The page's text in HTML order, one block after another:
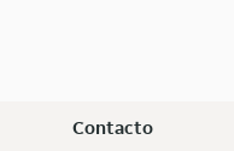
Contacto